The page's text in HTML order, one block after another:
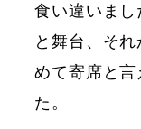
食い違いま
と舞台、そ
めて寄席と言
た。